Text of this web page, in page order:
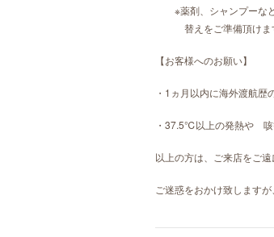
※薬剤、シャンプーなど
替えをご準備頂けます
【お客様へのお願い】
・1ヵ月以内に海外渡航
・37.5℃以上の発熱や 咳
以上の方は、ご来店をご遠
ご迷惑をおかけ致します